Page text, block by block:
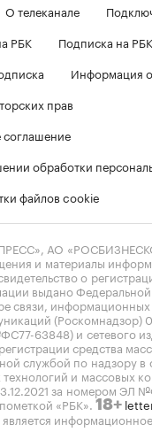
О телеканале
РБК
Подписка на РБК
Информация
прав
соглашение
обработки
файлов cookie
АО
и материалы
о
выдано
связи, информационных
(Роскомнадзор)
63848) и сетевого
средства
службой по надзору в
и массовых
за номером ЭЛ
«РБК». 18+